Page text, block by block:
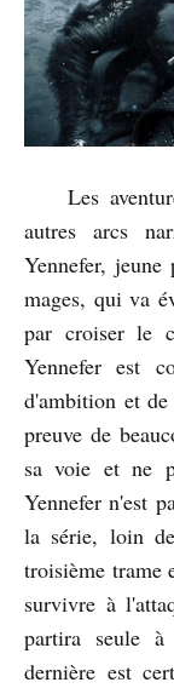
Les
autres arcs
Yennefer, jeune
mages, qui va
par croiser le
Yennefer est
d'ambition et
preuve de
sa voie et ne
Yennefer n'est
la série, loin
troisième trame
survivre à
partira seule à
dernière est